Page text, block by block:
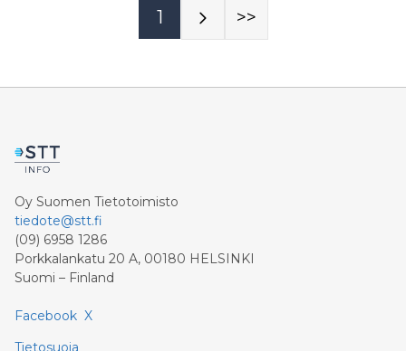
1 >>
Oy Suomen Tietotoimisto
tiedote@stt.fi
(09) 6958 1286
Porkkalankatu 20 A, 00180 HELSINKI
Suomi – Finland
Facebook X
Tietosuoja